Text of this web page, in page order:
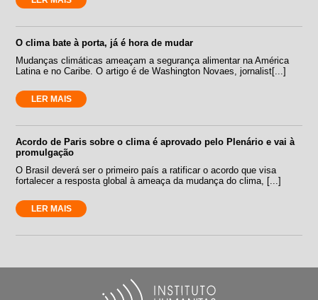
O clima bate à porta, já é hora de mudar
Mudanças climáticas ameaçam a segurança alimentar na América
Latina e no Caribe. O artigo é de Washington Novaes, jornalist[...]
LER MAIS
Acordo de Paris sobre o clima é aprovado pelo Plenário e vai à
promulgação
O Brasil deverá ser o primeiro país a ratificar o acordo que visa
fortalecer a resposta global à ameaça da mudança do clima, [...]
LER MAIS